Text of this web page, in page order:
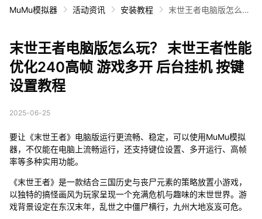
MuMu模拟器 活动资讯 安装教程
末世王者电脑版怎么
台挂机 按键设置教程
末世王者电脑版怎么玩？ 末世王者性能
优化240高帧 游戏多开 后台挂机 按键
设置教程
2025-06-25
要让《末世王者》电脑版运行更流畅、稳定，可以使用MuMu模拟
器，不仅能在电脑上流畅运行，还支持键位设置、多开运行、高帧
率等多种实用功能。
《末世王者》是一款结合三国历史与丧尸元素的策略放置小游戏，
以独特的搞怪画风为玩家呈现一个充满危机与趣味的末世世界。游
戏背景设定在东汉末年，乱世之中僵尸横行，九州大地岌岌可危。